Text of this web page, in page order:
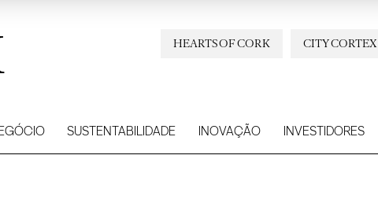
CITY CORTEX
HEARTS OF CORK
SUSTENTABILIDADE INOVAÇÃO INVESTIDORES